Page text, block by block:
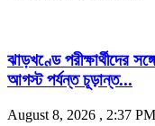
ঝাড়খণ্ডে পরীক্ষার্থীদের
আগস্ট পর্যন্ত চূড়ান্ত...
August 8, 2026 , 2:37 PM